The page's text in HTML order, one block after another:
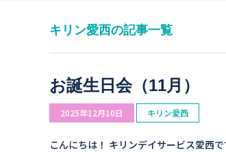
キリン愛西の記事一覧
お誕生日会（11月）
2025年12月10日 キリン愛西
こんにちは！ キリンデイサービス愛西